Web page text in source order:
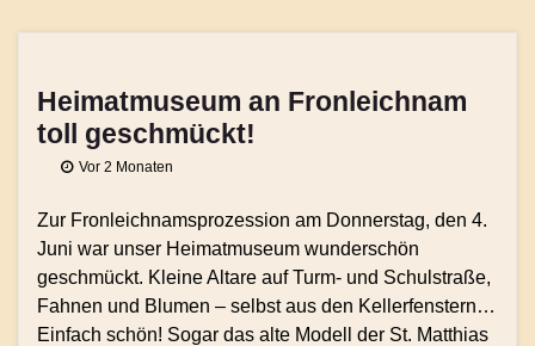
Heimatmuseum an Fronleichnam
toll geschmückt!
Vor 2 Monaten
Zur Fronleichnamsprozession am Donnerstag, den 4.
Juni war unser Heimatmuseum wunderschön
geschmückt. Kleine Altare auf Turm- und Schulstraße,
Fahnen und Blumen – selbst aus den Kellerfenstern…
Einfach schön! Sogar das alte Modell der St. Matthias